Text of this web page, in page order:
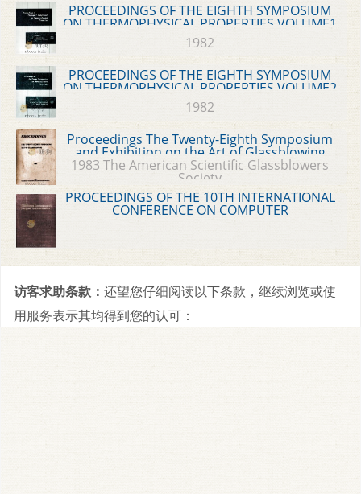
PROCEEDINGS OF THE EIGHTH SYMPOSIUM
ON THERMOPHYSICAL PROPERTIES VOLUME1
1982
PROCEEDINGS OF THE EIGHTH SYMPOSIUM
ON THERMOPHYSICAL PROPERTIES VOLUME2
1982
Proceedings The Twenty-Eighth Symposium
and Exhibition on the Art of Glassblowing
1983 The American Scientific Glassblowers
Society
PROCEEDINGS OF THE 10TH INTERNATIONAL
CONFERENCE ON COMPUTER
访客求助条款： 还望您仔细阅读以下条款，继续浏览或使
用服务表示其均得到您的认可：